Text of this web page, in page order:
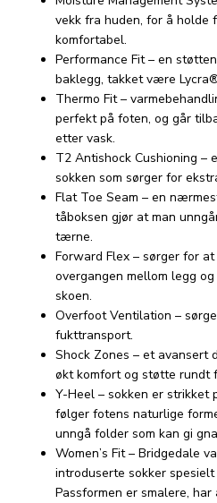
vekk fra huden, for å holde
komfortabel.
Performance Fit – en
baklegg, takket være
Thermo Fit –
perfekt på foten, og går
etter vask.
T2 Antishock Cushioning –
sokken som sørger for
Flat Toe Seam – en
tåboksen gjør at man
tærne.
Forward Flex – sørger for
overgangen mellom legg
skoen.
Overfoot Ventilation –
fukttransport.
Shock Zones – et avansert
økt komfort og støtte rundt
Y-Heel – sokken er strikket
følger fotens naturlige
unngå folder som kan gi
Women’s Fit – Bridgedale
introduserte sokker
Passformen er smalere, har